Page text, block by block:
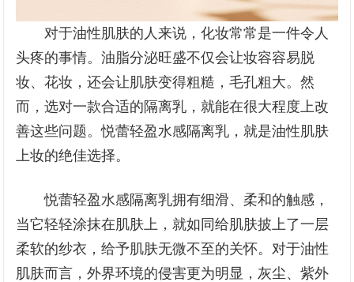
对于油性肌肤的人来说，化妆常常是一件令人
头疼的事情。油脂分泌旺盛不仅会让妆容容易脱
妆、花妆，还会让肌肤变得粗糙，毛孔粗大。然
而，选对一款合适的隔离乳，就能在很大程度上改
善这些问题。悦蕾轻盈水感隔离乳，就是油性肌肤
上妆的绝佳选择。
悦蕾轻盈水感隔离乳拥有细滑、柔和的触感，
当它轻轻涂抹在肌肤上，就如同给肌肤披上了一层
柔软的纱衣，给予肌肤无微不至的关怀。对于油性
肌肤而言，外界环境的侵害更为明显，灰尘、紫外